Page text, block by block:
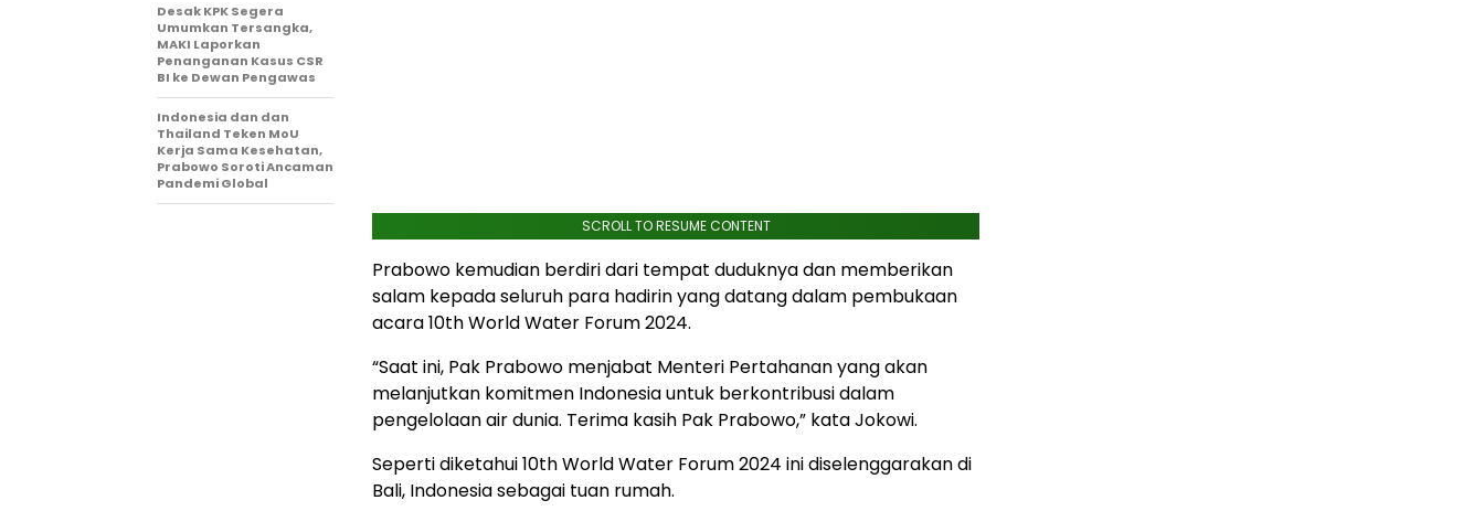
SCROLL TO RESUME CONTENT
Prabowo kemudian berdiri dari tempat duduknya dan memberikan
salam kepada seluruh para hadirin yang datang dalam pembukaan
acara 10th World Water Forum 2024.
“Saat ini, Pak Prabowo menjabat Menteri Pertahanan yang akan
melanjutkan komitmen Indonesia untuk berkontribusi dalam
pengelolaan air dunia. Terima kasih Pak Prabowo,” kata Jokowi.
Seperti diketahui 10th World Water Forum 2024 ini diselenggarakan di
Bali, Indonesia sebagai tuan rumah.
Desak KPK Segera
Umumkan Tersangka,
MAKI Laporkan
Penanganan Kasus CSR
BI ke Dewan Pengawas
Indonesia dan dan
Thailand Teken MoU
Kerja Sama Kesehatan,
Prabowo Soroti Ancaman
Pandemi Global